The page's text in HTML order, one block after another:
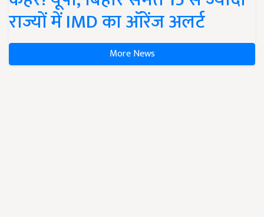
राज्यों में IMD का ऑरेंज अलर्ट
More News